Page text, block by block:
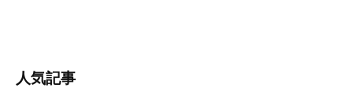
人気記事